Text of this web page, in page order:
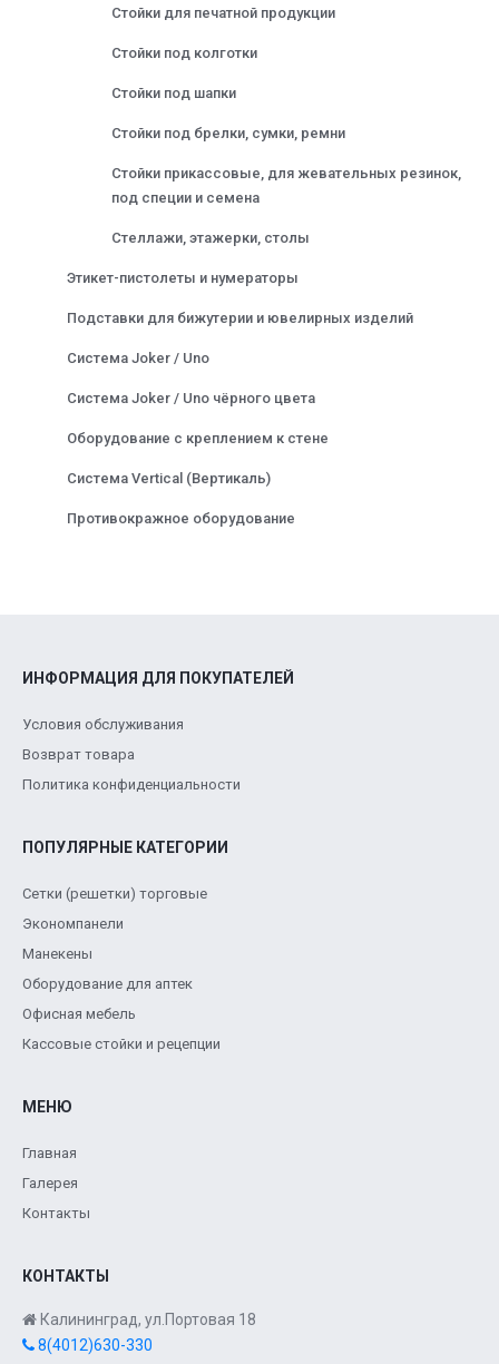
Стойки для печатной продукции
Стойки под колготки
Стойки под шапки
Стойки под брелки, сумки, ремни
Стойки прикассовые, для жевательных резинок,
под специи и семена
Стеллажи, этажерки, столы
Этикет-пистолеты и нумераторы
Подставки для бижутерии и ювелирных изделий
Система Joker / Uno
Система Joker / Uno чёрного цвета
Оборудование с креплением к стене
Система Vertical (Вертикаль)
Противокражное оборудование
ИНФОРМАЦИЯ ДЛЯ ПОКУПАТЕЛЕЙ
Условия обслуживания
Возврат товара
Политика конфиденциальности
ПОПУЛЯРНЫЕ КАТЕГОРИИ
Сетки (решетки) торговые
Экономпанели
Манекены
Оборудование для аптек
Офисная мебель
Кассовые стойки и рецепции
МЕНЮ
Главная
Галерея
Контакты
КОНТАКТЫ
Калининград, ул.Портовая 18
8(4012)630-330